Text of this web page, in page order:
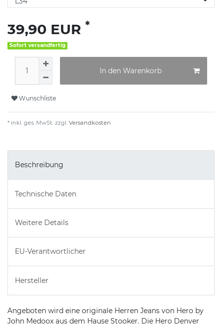
39,90 EUR *
Sofort versandfertig
In den Warenkorb
Wunschliste
* inkl. ges. MwSt. zzgl. Versandkosten
Beschreibung
Technische Daten
Weitere Details
EU-Verantwortlicher
Hersteller
Angeboten wird eine originale Herren Jeans von Hero by
John Medoox aus dem Hause Stooker. Die Hero Denver